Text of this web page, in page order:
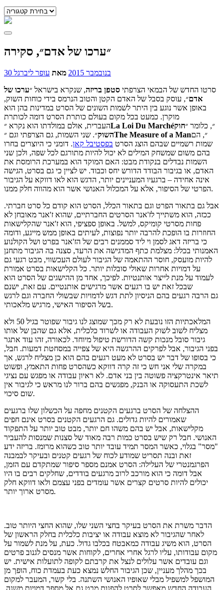
קטגוריות
״ערכו של אדם״, סקירה
30 בנובמבר 2015 מאת עופר ליברגל
סרטו החדש של הבמאי הצרפתי סטפן בריזה, שנקרא בישראל ״ערכו של
אדם״, עוסק בסבל של האדם הקטן והטוב הנרמס בידי כוחות השוק,
באופן אשר נוגע בין היתר לשמות השונים של הסרט במדינות בהן הוא
מוקרן. כמעט בכל מקום בעולם כותרת הסרט דומה לכותרת
העברית, אולם במולדתו הוא נקרא ״La Loi Du Marché ״, כלומר ״חוק
השוק״. שני השמות, גם הצרפתי וגם ״ The Measure of a Man״, הם
שמות רשמיים שבהם הוצג הסרט בפסטיבל קאן. דומני כי היוצרים בחרו
בהם משום שמשחק המילים לא יכול להיות מתורגם לכל שפה, ולכן שני
השמות נבדלים בנקודת מבט: האם המוקד הוא במערכת הרומסת את
האדם, או בגיבור הבודד הדורש יחס וכבוד. יש לציין כי גם בסרט, הגישה
אינה אחידה – ברגעיו המעניינים יותר, הדגש הוא לאו דווקא על הגיבור
הפרטי של הסיפור, אלא על המכלול האנושי אשר הוא מהווה חלק ממנו.
אבל גם בתאור הפרט וגם בתאור הכלל, הסרט הוא קודם כל סרט חברתי.
ככזה, הוא משתייך לז'אנר הסרטים החברתיים, שהוא ז'אנר מאובחן לא
פחות מסרטי קומיקס, למשל. באופן ספציפי, הוא ז'אנר שהקלישאות
החוזרות בו הופכת להרבה יותר נפוצות, לעיתים באופן ממש מייגע, ודומה
כי בריזה דאג לסמן וי ליד סממנים רבים של הז'אנר בפרט ושל הקולנוע
האמנותי בכלל: מצלמת כתף המדגישה את הרעד, סצנה בה הגיבור מתחנן
להיות מועסק, חוסר ההתאמה של הגיבור לעולם העכשווי, מבט רגעי גם
על דמויות אחרות שאולי סובלות יותר. כל הקלישאות בסרט אמורת
לעמוד על מנת לייצר אותנטיות. לפיכך, אחד מן ההישגים של הסרט הוא
שבכל זאת יש בו רגעים אשר מרגישים אותנטיים. עם זאת, ישנם
גם הרבה רגעים בהם הניסיון לתת דגש לדמויות שבשולי החברה וגם לרגש
בשל הסיפור האישי, מרגיש מלאכותי.
המלאכתיות הזו נובעת לא רק מכך שמוצג לנו גיבור שפוטר בגיל 50 ולא
מצליח לשוב לשוק העבודה או לשרוד כלכלית, אלא גם שהבן של אותו
גיבור סובל מנכות קשה הדורשת טיפול מיוחד. לכאורה, זהו עוד אתגר
בפני הגיבור, אבל לפרקים ההרגשה היא של צפייה במסחטת דמעות. חבל,
כי בסופו של דבר יש בסרט לא מעט רגעים בהם הוא כן מצליח לרגש, אך
במקרה שלי אני חש כי זה קרה דווקא כשהסרט פחות התאמץ, ופשוט
תיאר אינטרקציה פשוטה בין בני אדם. לא ראיון עבודה או מפגש עם נציגי
לשכת התעסוקה או הבנק, מפגשים בהם ברור לנו מראש כי לגיבור אין
שום סיכוי.
ההצלחה של הסרט ברגעים הקטנים מחפה על הכשלון שלו ברגעים
שאמורים להיות גדולים. גם הרגעים הקטנים בסרט אינם חפים
מקלישאות, אבל יש בהם משהו חם יותר, מבט טוב יותר על התפקוד
האנושי. חבל רק שיש בסרט כמות רבה מאוד של סצנות שמנסות להעביר
"מסר" בגלוי, כאשר המסר תמיד עובד יותר טוב כשהוא מרומז. בריזה ידע
זאת ובנה תסריט שמודע לכוח של רגעים קטנים ובעיקר לבמבנה
הפרגמנטרי של העלילה: הסרט אמנם מספר סיפור שמתקדם עם הזמן,
אבל דומה כי הוא מורכב לרוב מרגעים בודדים, שחלקים רבים בו היו
יכולים להיות סרטים קצרים אשר עומדים בפני עצמם ולאו דווקא חלק
מסרט ארוך יותר.
הדבר משרת את הסרט בעיקר בחצי השני שלו, שהוא החצי היותר טוב.
לאחר שהגיבור לא מוצא עבודה או יציבות כלכלית בחלק הראשון של
הסרט, הוא משיג עבודה כמאבטח בכלבו גדול. כעת, על מנת לשמור על
מקום עבודותו, עליו לרגל אחרי אחרים, לקוחות אשר מנסים לגנוב פרטים
וגם עובדים אשר עלולים לנצל את קרבתם לקופה לתועלות אישית. יש
בכך מהלך מעניין, שכן הגיבור החלש נמצא כעת בעמדת כוח, הופך מן
המושפל למשפיל מבלי שאופיו האנושי השתנה. בלי קשר, המעבר למקום
העבודה החדש מאפשר לסרט להפנות מבט גם אל מספר דמויות משנה,